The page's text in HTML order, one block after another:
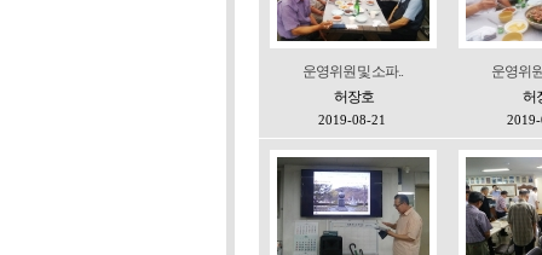
운영위원 및 소파..
허장호
2019-08-21
운영위
허